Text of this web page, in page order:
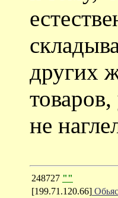
других
не
248727 ""
[199.71.120.66]